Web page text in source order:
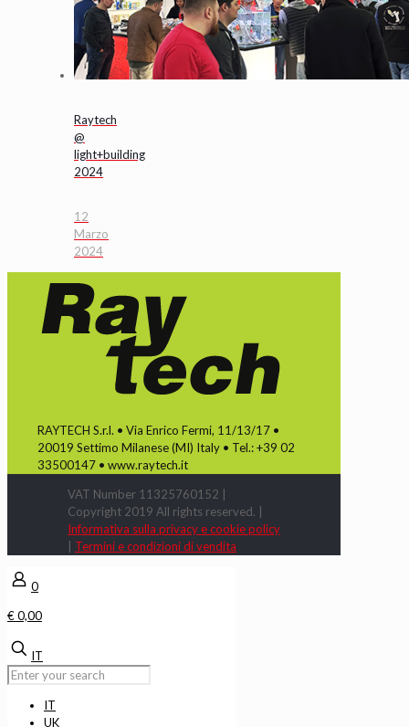
Raytech
@
light+building
2024
12
Marzo
2024
RAYTECH S.r.l. • Via Enrico Fermi, 11/13/17 •
20019 Settimo Milanese (MI) Italy • Tel.: +39 02
33500147 • www.raytech.it
VAT Number 11325760152 |
Copyright 2019 All rights reserved. |
Informativa sulla privacy e cookie policy
Termini e condizioni di vendita
0
€ 0,00
IT
IT
UK